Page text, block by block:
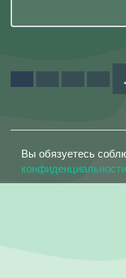
Вы обязуетесь
конфиденциальности